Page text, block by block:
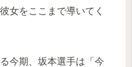
女をここまで導いてく
今期、坂本選手は「今